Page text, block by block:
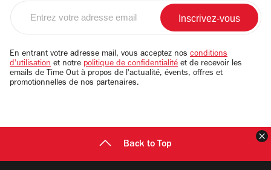
email
En entrant votre adresse mail, vous acceptez nos conditions
d'utilisation et notre politique de confidentialité et de recevoir les
emails de Time Out à propos de l'actualité, évents, offres et
promotionnelles de nos partenaires.
Back to Top